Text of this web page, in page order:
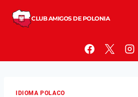
CLUB AMIGOS DE POLONIA
IDIOMA POLACO